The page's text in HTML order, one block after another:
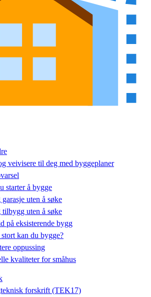
veivisere til deg med byggeplaner
starter å bygge
uten å søke
uten å søke
på eksisterende bygg
kan du bygge?
oppussing
kvaliteter for småhus
forskrift (TEK17)